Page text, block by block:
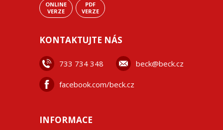
ONLINE
VERZE
PDF
VERZE
KONTAKTUJTE NÁS
733 734 348 beck@beck.cz
facebook.com/beck.cz
INFORMACE